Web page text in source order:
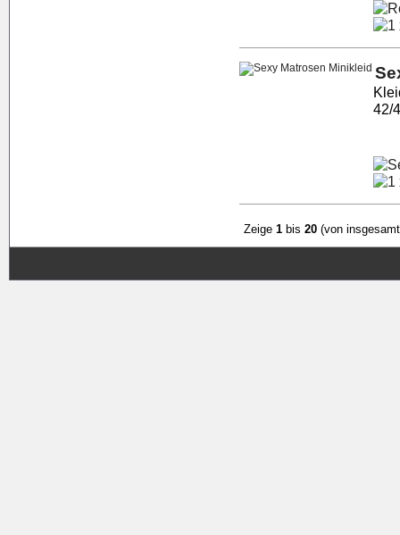
42/
Zeige 1 bis 20 (von